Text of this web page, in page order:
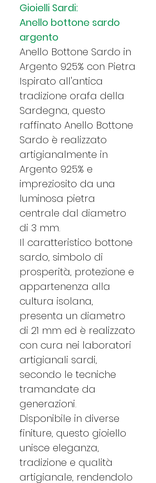
Gioielli Sardi:
Anello bottone sardo
argento
Anello Bottone Sardo in
Argento 925% con Pietra
Ispirato all'antica
tradizione orafa della
Sardegna, questo
raffinato Anello Bottone
Sardo è realizzato
artigianalmente in
Argento 925% e
impreziosito da una
luminosa pietra
centrale dal diametro
di 3 mm.
Il caratteristico bottone
sardo, simbolo di
prosperità, protezione e
appartenenza alla
cultura isolana,
presenta un diametro
di 21 mm ed è realizzato
con cura nei laboratori
artigianali sardi,
secondo le tecniche
tramandate da
generazioni.
Disponibile in diverse
finiture, questo gioiello
unisce eleganza,
tradizione e qualità
artigianale, rendendolo